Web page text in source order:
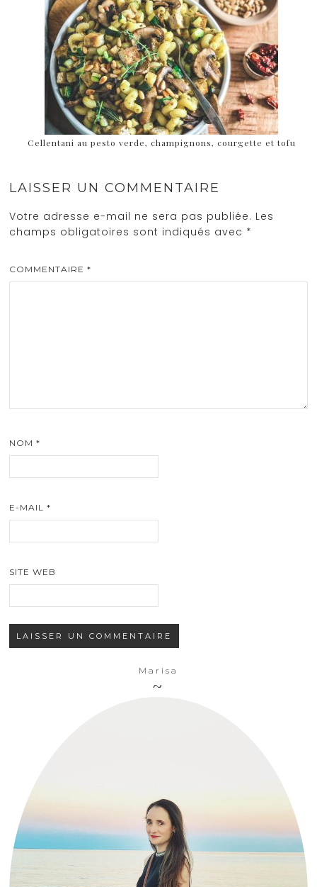
Cellentani au pesto verde, champignons, courgette et tofu
LAISSER UN COMMENTAIRE
Votre adresse e-mail ne sera pas publiée. Les
champs obligatoires sont indiqués avec *
COMMENTAIRE*
NOM*
E-MAIL*
SITE WEB
Marisa